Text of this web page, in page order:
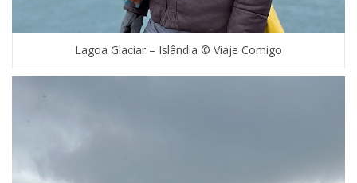
Lagoa Glaciar – Islândia © Viaje Comigo